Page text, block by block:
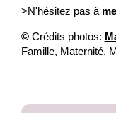
>N'hésitez pas à
© Crédits photos:
Famille, Maternité,